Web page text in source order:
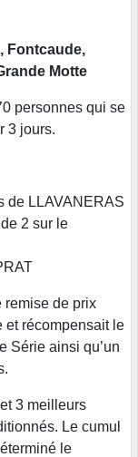
Fontcaude,
Motte
personnes qui se
3 jours.
de LLAVANERAS
2 sur le
remise de prix
et récompensait le
Série ainsi qu’un
3 meilleurs
Le cumul
le